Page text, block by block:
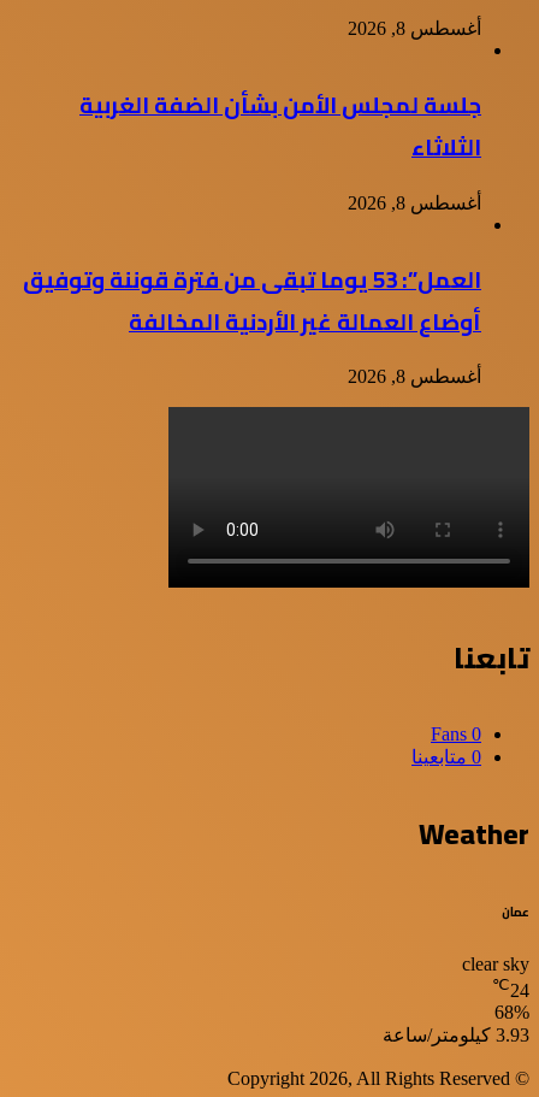
أغسطس 8, 2026
جلسة لمجلس الأمن بشأن الضفة الغربية
الثلاثاء
أغسطس 8, 2026
العمل”: 53 يوما تبقى من فترة قوننة وتوفيق
أوضاع العمالة غير الأردنية المخالفة
أغسطس 8, 2026
تابعنا
0
Fans
0 متابعينا
Weather
عمان
clear sky
24
℃
الرطوبة:
68%
الرياح:
3.93 كيلومتر/ساعة
© Copyright 2026, All Rights Reserved